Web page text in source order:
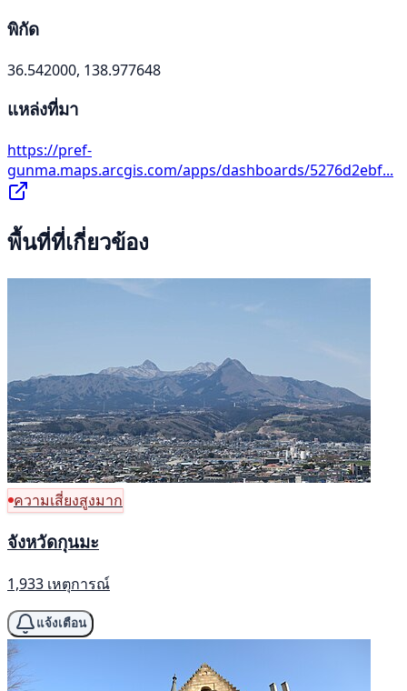
พิกัด
36.542000, 138.977648
แหล่งที่มา
https://pref-
gunma.maps.arcgis.com/apps/dashboards/5276d2ebf...
พื้นที่ที่เกี่ยวข้อง
ความเสี่ยงสูงมาก
จังหวัดกุนมะ
1,933 เหตุการณ์
แจ้งเตือน